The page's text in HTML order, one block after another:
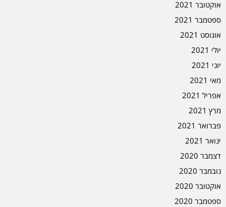
אוקטובר 2021
ספטמבר 2021
אוגוסט 2021
יולי 2021
יוני 2021
מאי 2021
אפריל 2021
מרץ 2021
פברואר 2021
ינואר 2021
דצמבר 2020
נובמבר 2020
אוקטובר 2020
ספטמבר 2020